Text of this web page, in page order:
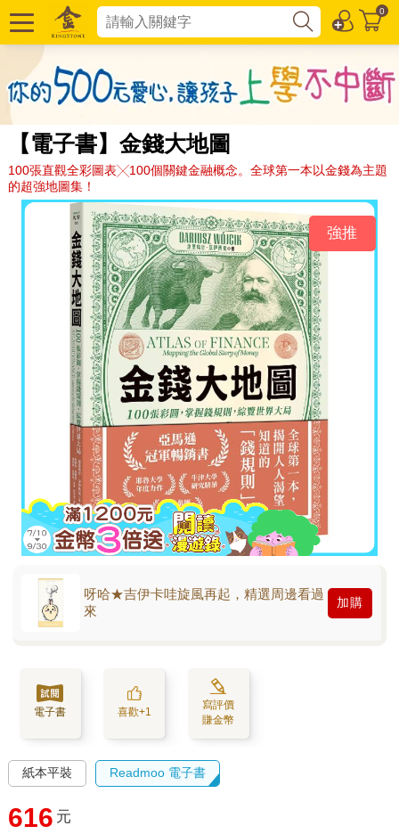
0
【電子書】金錢大地圖
100張直觀全彩圖表╳100個關鍵金融概念。全球第一本以金錢為主題
的超強地圖集！
強推
呀哈★吉伊卡哇旋風再起，精選周邊看過
來
加購
電子書 喜歡+1
寫評價
賺金幣
紙本平裝 Readmoo 電子書
616 元